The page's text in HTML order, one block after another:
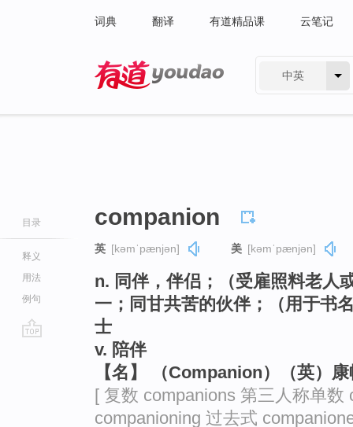
词典 翻译 有道精品课 云笔记
中英
目录
释义
用法
例句
companion
英 [kəmˈpænjən] 美 [kəmˈpænjən]
n. 同伴，伴侣；（受雇照料老人
一；同甘共苦的伙伴；（用于书
士
v. 陪伴
【名】 （Companion）（英）
[ 复数 companions 第三人称单数
companioning 过去式